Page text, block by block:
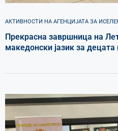
АКТИВНОСТИ НА АГЕНЦИЈАТА ЗА
Прекрасна завршница на
македонски јазик за